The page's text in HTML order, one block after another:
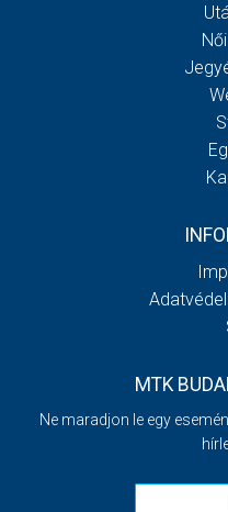
MTK
Ne maradjon le egy